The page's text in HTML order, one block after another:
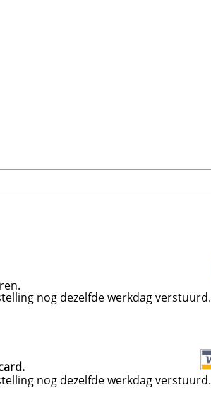
nog dezelfde werkdag verstuurd.
nog dezelfde werkdag verstuurd.